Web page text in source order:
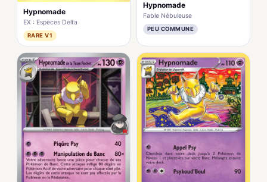
Hypnomade
EX : Espèces Delta
RARE V1
Hypnomade
Fable Nébuleuse
PEU COMMUNE